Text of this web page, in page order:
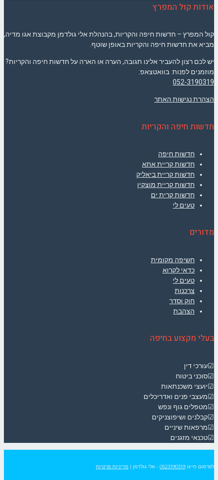
אודות קול המפרץ
קול המפרץ – חדשות חיפה והקריות, בהנהלת אלי גולדמן מקבוצת אגו מדיה,
מביא את חדשות חיפה והקריות באופן שוטף.
יש לכם רצון להעביר אלינו תגובה, הערה או הארה על חדשות חיפה והקריות?
מוזמנים לפנות בוואטצאפ:
052-3190319
הצהרת נגישות האתר
חדשות חיפה והקריות
חדשות חיפה
חדשות קריית אתא
חדשות קריית ביאליק
חדשות קריית מוצקין
חדשות קרית ים
טעים לי
מדורים
חשיפה מקומית
כדאי לקרוא
טעים לי
צרכנות
חוק וסדר
הצהבת
בעלי מקצוע בחיפה
☑עורכי דין
☑סוכני ביטוח
☑יועצי משכנתאות
☑מעצבי פנים ואדריכלים
☑מטפלים גוף ונפש
☑קבלנים ושיפוצניקים
☑מרפאות שיניים
☑טכנאי מזגנים
לפרסום חייגו 0523190319 - אלי גולדמן | מדיניות פרטיות